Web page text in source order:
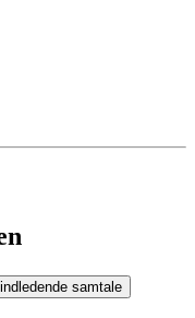
samtale